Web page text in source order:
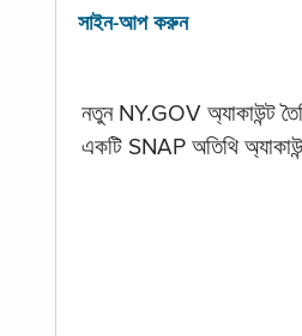
সাইন-আপ করুন
নতুন NY.GOV অ্যাকাউন্ট
একটি SNAP অতিথি